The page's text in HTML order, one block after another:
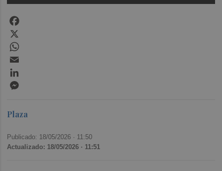
Plaza
Publicado: 18/05/2026 · 11:50
Actualizado: 18/05/2026 · 11:51